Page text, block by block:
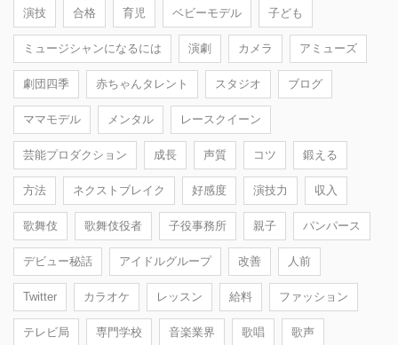
演技 合格 育児 ベビーモデル 子ども
ミュージシャンになるには 演劇 カメラ アミューズ
劇団四季 赤ちゃんタレント スタジオ ブログ
ママモデル メンタル レースクイーン
芸能プロダクション 成長 声質 コツ 鍛える
方法 ネクストブレイク 好感度 演技力 収入
歌舞伎 歌舞伎役者 子役事務所 親子 パンパース
デビュー秘話 アイドルグループ 改善 人前
Twitter カラオケ レッスン 給料 ファッション
テレビ局 専門学校 音楽業界 歌唱 歌声